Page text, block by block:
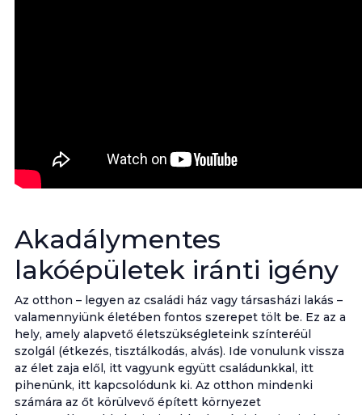
Akadálymentes
lakóépületek iránti igény
Az otthon – legyen az családi ház vagy társasházi lakás –
valamennyiünk életében fontos szerepet tölt be. Ez az a
hely, amely alapvető életszükségleteink színteréül
szolgál (étkezés, tisztálkodás, alvás). Ide vonulunk vissza
az élet zaja elől, itt vagyunk együtt családunkkal, itt
pihenünk, itt kapcsolódunk ki. Az otthon mindenki
számára az őt körülvevő épített környezet